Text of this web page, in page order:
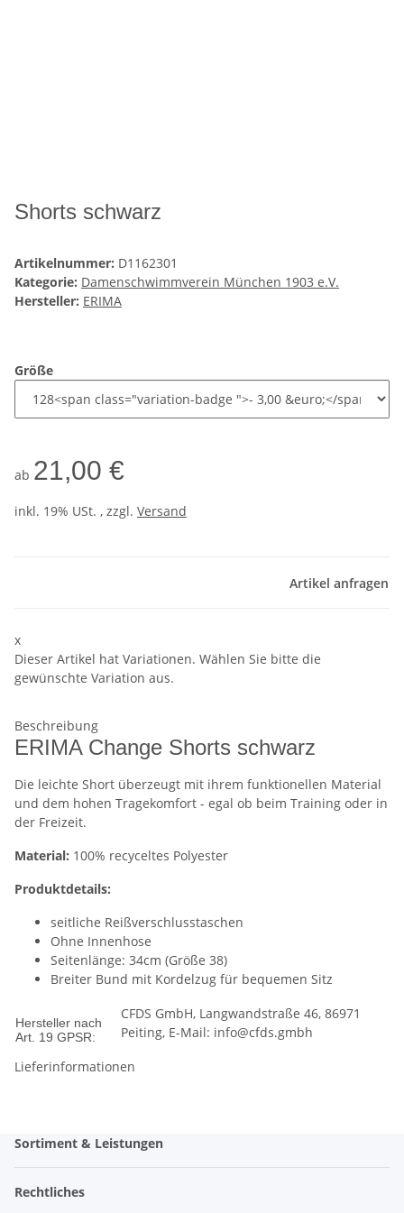
Shorts schwarz
Artikelnummer: D1162301
Kategorie: Damenschwimmverein München 1903 e.V.
Hersteller: ERIMA
Größe
ab 21,00 €
inkl. 19% USt. , zzgl. Versand
Artikel anfragen
x
Dieser Artikel hat Variationen. Wählen Sie bitte die
gewünschte Variation aus.
Beschreibung
ERIMA Change Shorts schwarz
Die leichte Short überzeugt mit ihrem funktionellen Material
und dem hohen Tragekomfort - egal ob beim Training oder in
der Freizeit.
Material: 100% recyceltes Polyester
Produktdetails:
seitliche Reißverschlusstaschen
Ohne Innenhose
Seitenlänge: 34cm (Größe 38)
Breiter Bund mit Kordelzug für bequemen Sitz
Hersteller nach
Art. 19 GPSR:
CFDS GmbH, Langwandstraße 46, 86971
Peiting, E-Mail: info@cfds.gmbh
Lieferinformationen
Sortiment & Leistungen
Rechtliches